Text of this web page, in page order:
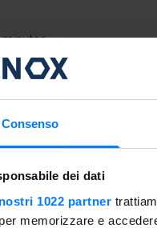
Consenso
dei dati
1022 partner
memorizzare e